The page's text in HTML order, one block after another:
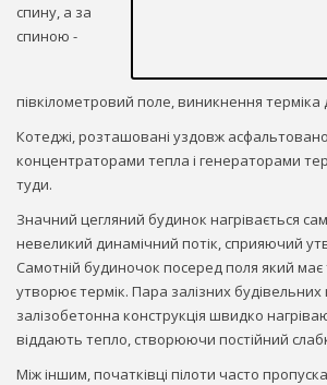
спину, а за
спиною -
півкілометровий поле, виникнення терміка
Котеджі, розташовані уздовж
концентраторами тепла і генераторами
туди.
Значний цегляний будинок нагрівається
невеликий динамічний потік, сприяючий
Самотній будиночок посеред поля який
утворює термік. Пара залізних будівельних
залізобетонна конструкція швидко
віддають тепло, створюючи постійний
Між іншим, початківці пілоти часто